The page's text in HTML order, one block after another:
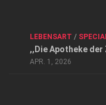
Top Magazin
LEBENSART /
,,Die Apotheke
APR. 1, 2026